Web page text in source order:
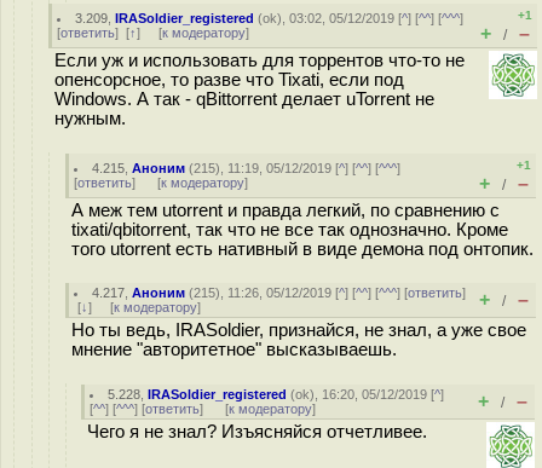
3.209 ,IRASoldier_registered (ok), 03:02, 05/12/2019 [^] [^^] [^^^]
[ответить] [↑] [к модератору]
+1
+ / –
Если уж и использовать для торрентов что-то не
опенсорсное, то разве что Tixati, если под
Windows. А так - qBittorrent делает uTorrent не
нужным.
4.215 ,Аноним (215), 11:19, 05/12/2019 [^] [^^] [^^^]
[ответить] [к модератору]
+1
+ / –
А меж тем utorrent и правда легкий, по сравнению с
tixati/qbitorrent, так что не все так однозначно. Кроме
того utorrent есть нативный в виде демона под онтопик.
4.217 ,Аноним (215), 11:26, 05/12/2019 [^] [^^] [^^^] [ответить]
[↓] [к модератору] + / –
Но ты ведь, IRASoldier, признайся, не знал, а уже свое
мнение "авторитетное" высказываешь.
5.228 ,IRASoldier_registered (ok), 16:20, 05/12/2019 [^]
[^^] [^^^] [ответить] [к модератору] + / –
Чего я не знал? Изъясняйся отчетливее.